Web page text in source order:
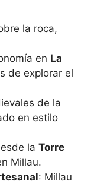
la roca,
en La
de explorar el
de la
en estilo
la Torre
Millau.
: Millau